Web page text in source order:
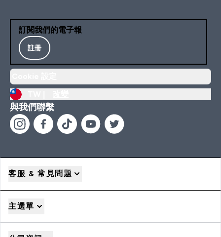
訂閱我們的電子報
註冊
與我們聯繫
客服 & 常見問題
主選單